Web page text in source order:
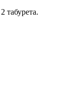
табурета.